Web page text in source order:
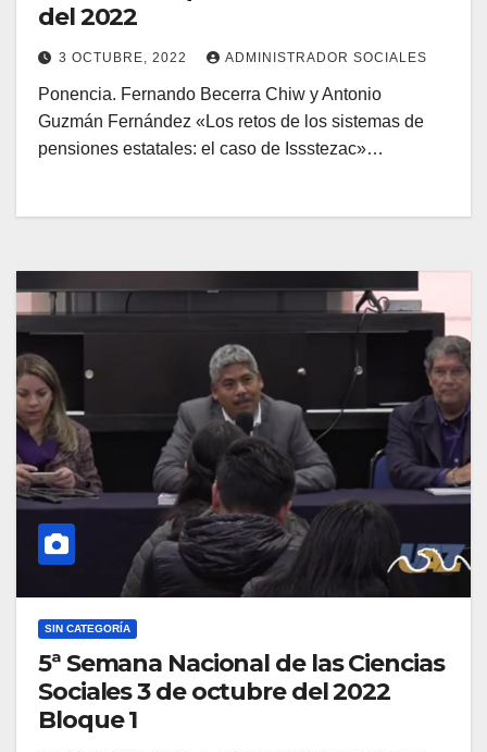
del 2022
3 OCTUBRE, 2022 ADMINISTRADOR SOCIALES
Ponencia. Fernando Becerra Chiw y Antonio
Guzmán Fernández «Los retos de los sistemas de
pensiones estatales: el caso de Issstezac»…
SIN CATEGORÍA
5ª Semana Nacional de las Ciencias
Sociales 3 de octubre del 2022
Bloque 1